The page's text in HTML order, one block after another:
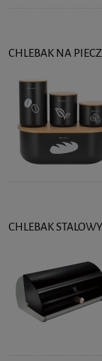
CHLEBAK NA
CHLEBAK